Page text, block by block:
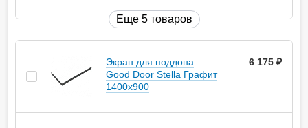
Еще 5 товаров
Экран для поддона
Good Door Stella Графит
1400x900
6 175